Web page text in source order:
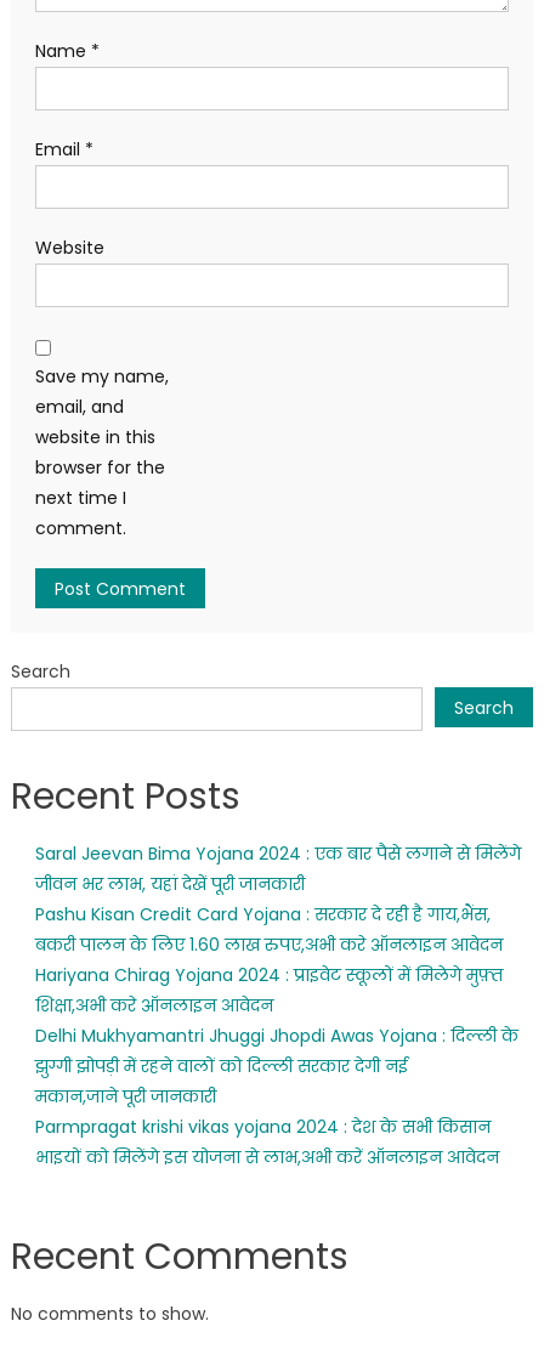
Name *
Email *
Website
Save my name,
email, and
website in this
browser for the
next time I
comment.
Search
Search
Recent Posts
Saral Jeevan Bima Yojana 2024 : एक बार पैसे लगाने से मिलेंगे
जीवन भर लाभ, यहां देखें पूरी जानकारी
Pashu Kisan Credit Card Yojana : सरकार दे रही है गाय,भैंस,
बकरी पालन के लिए 1.60 लाख रुपए,अभी करे ऑनलाइन आवेदन
Hariyana Chirag Yojana 2024 : प्राइवेट स्कूलों में मिलेगे मुफ़्त
शिक्षा,अभी करे ऑनलाइन आवेदन
Delhi Mukhyamantri Jhuggi Jhopdi Awas Yojana : दिल्ली के
झुग्गी झोपड़ी में रहने वालों को दिल्ली सरकार देगी नई
मकान,जाने पूरी जानकारी
Parmpragat krishi vikas yojana 2024 : देश के सभी किसान
भाइयों को मिलेंगे इस योजना से लाभ,अभी करें ऑनलाइन आवेदन
Recent Comments
No comments to show.